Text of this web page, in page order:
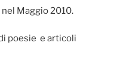
nel Maggio 2010.
poesie e articoli